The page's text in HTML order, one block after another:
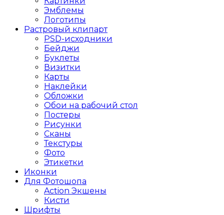
Эмблемы
Логотипы
Растровый клипарт
PSD-исходники
Бейджи
Буклеты
Визитки
Карты
Наклейки
Обложки
Обои на рабочий стол
Постеры
Рисунки
Сканы
Текстуры
Фото
Этикетки
Иконки
Для Фотошопа
Action Экшены
Кисти
Шрифты